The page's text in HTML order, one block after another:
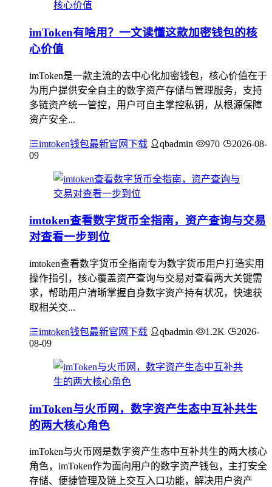
imToken有啥用？一文读懂这款加密钱包的核
心价值
imToken是一款主流的去中心化加密钱包，核心价值在于
为用户提供安全自主的数字资产存储与管理服务，支持
多链资产统一管控，用户可自主掌控私钥，从根源保障
资产安全...
imtoken钱包最新官网下载 qbadmin 970
2026-08-
09
imtoken查看数字货币全指南，资产查询与交易
对查看一步到位
imtoken查看数字货币全指南专为数字货币用户打造实用
操作指引，核心覆盖资产查询与交易对查看两大关键需
求，帮助用户清晰掌握自身数字资产持有状况，快速获
取相关交...
imtoken钱包最新官网下载 qbadmin 1.2K
2026-
08-09
imToken与火币网，数字资产生态中互补共生
的两大核心角色
imToken与火币网是数字资产生态中互补共生的两大核心
角色，imToken作为面向用户的数字资产钱包，主打安全
存储、便捷管理及链上交互入口功能，解决用户资产